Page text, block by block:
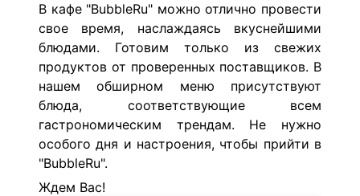
В кафе "BubbleRu" можно отлично провести
свое время, наслаждаясь вкуснейшими
блюдами. Готовим только из свежих
продуктов от проверенных поставщиков. В
нашем обширном меню присутствуют
блюда, соответствующие всем
гастрономическим трендам. Не нужно
особого дня и настроения, чтобы прийти в
"BubbleRu".
Ждем Вас!